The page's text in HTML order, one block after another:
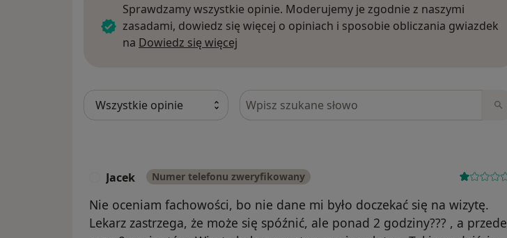
Sprawdzamy wszystkie opinie. Moderujemy je zgodnie z naszymi
zasadami, dowiedz się więcej o opiniach i sposobie obliczania gwiazdek
na Dowiedz się więcej
Szukaj w opiniach
Jacek Numer telefonu zweryfikowany
Nie oceniam fachowości, bo nie dane mi było doczekać się na wizytę.
Lekarz zastrzega, że może się spóźnić, ale ponad 2 godziny??? , a przede